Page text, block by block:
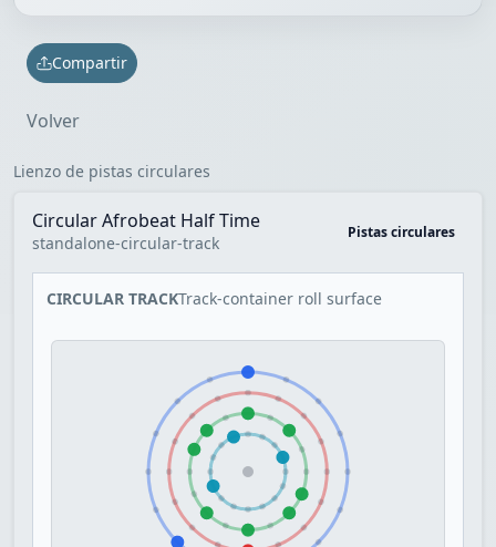
Compartir
Volver
Lienzo de pistas circulares
Circular Afrobeat Half Time
standalone-circular-track
Pistas circulares
CIRCULAR TRACKTrack-container roll surface